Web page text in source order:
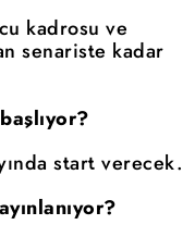
kadrosu ve
senariste kadar
start verecek.